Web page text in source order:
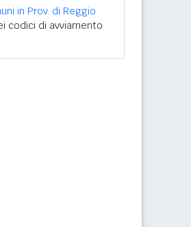
in Prov. di Reggio
codici di avviamento